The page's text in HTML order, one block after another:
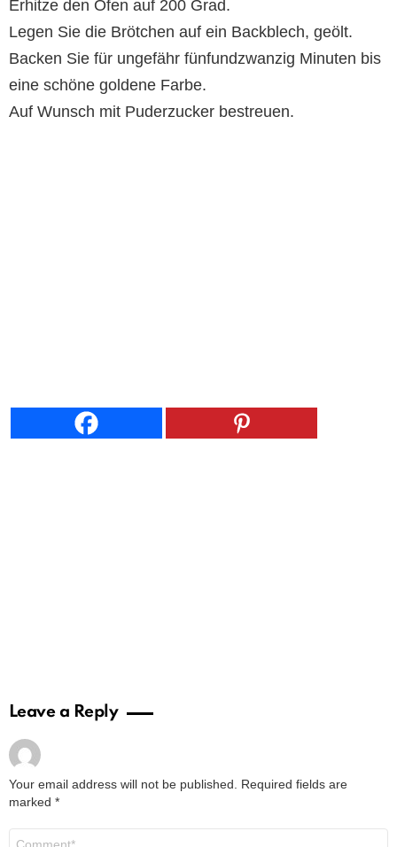
Erhitze den Ofen auf 200 Grad.
Legen Sie die Brötchen auf ein Backblech, geölt.
Backen Sie für ungefähr fünfundzwanzig Minuten bis
eine schöne goldene Farbe.
Auf Wunsch mit Puderzucker bestreuen.
Leave a Reply
Your email address will not be published.
Required fields are
marked *